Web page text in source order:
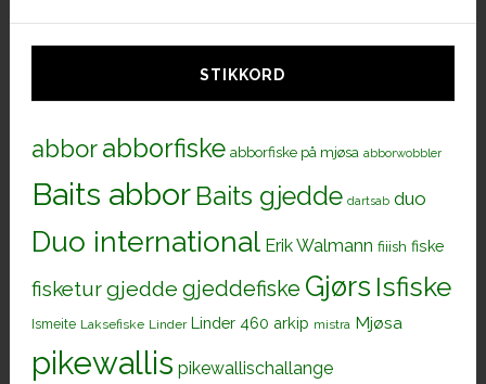
STIKKORD
abborabborfiske abborfiske på mjøsa abborwobbler
Baits abbor Baits gjedde dartsab duo
Duo international Erik Walmann fiiish fiske
fisketurgjedde gjeddefiske Gjørs Isfiske
Ismeite Laksefiske Linder Linder 460 arkip mistra Mjøsa
pikewallis pikewallischallange